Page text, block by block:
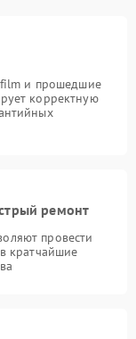
и прошедшие
корректную
ремонт
провести
кратчайшие